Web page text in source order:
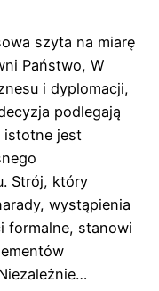
szyta na miarę
Państwo, W
i dyplomacji,
podlegają
istotne jest
Strój, który
wystąpienia
formalne, stanowi